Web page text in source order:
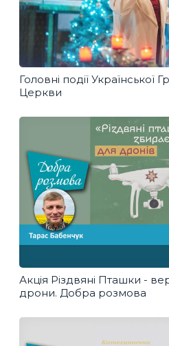
Головні події Української
Церкви
Акція Різдвяні Пташки -
дрони. Добра розмова